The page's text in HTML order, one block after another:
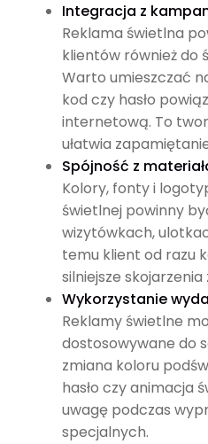
Integracja z
Reklama świetlna
klientów również do
Warto umieszczać
kod czy hasło
internetową. To
ułatwia
Spójność z
Kolory, fonty i
świetlnej powinny
wizytówkach,
temu klient od razu
silniejsze
Wykorzystanie
Reklamy świetlne
dostosowywane do
zmiana koloru
hasło czy animacja
uwagę podczas
specjalnych.